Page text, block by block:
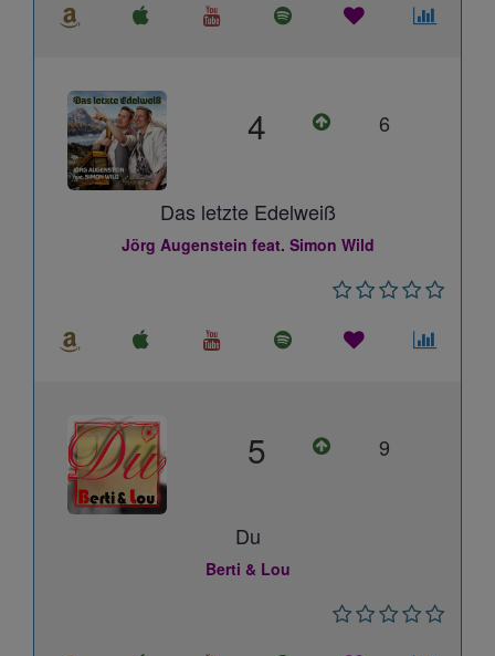
4 6
Das letzte Edelweiß
Jörg Augenstein feat. Simon Wild
5 9
Du
Berti & Lou